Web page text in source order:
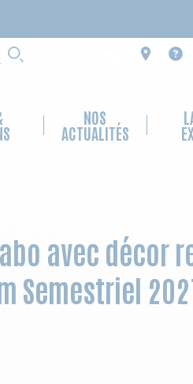
RECHERCHE
NOS
ACTUALITÉS
avec décor
Semestriel